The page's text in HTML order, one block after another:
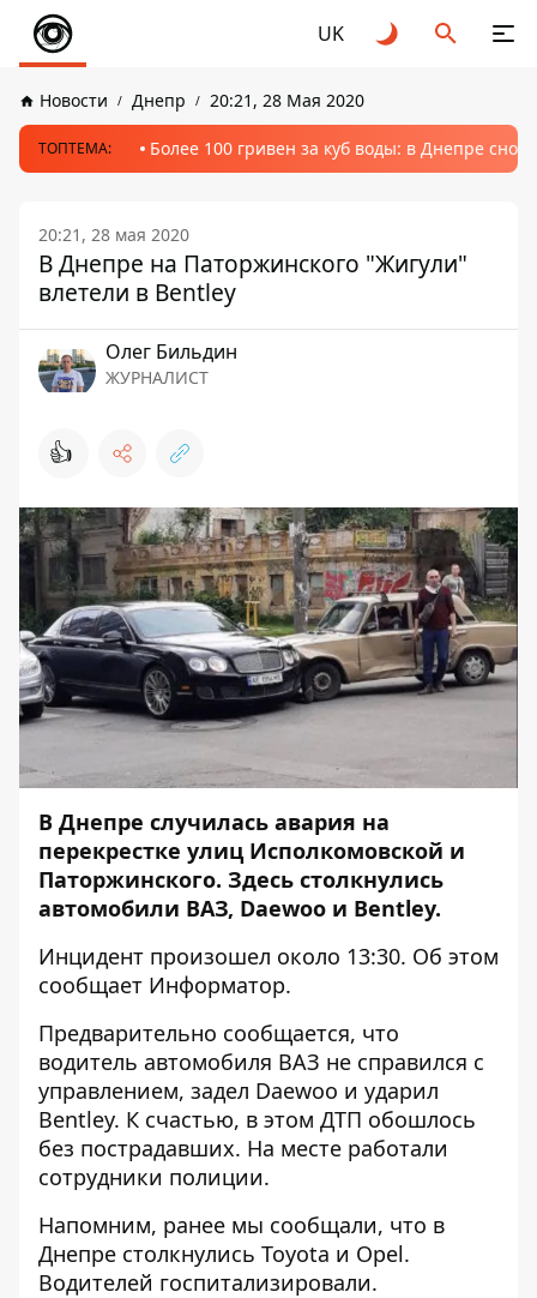
UK
Новости Днепр 20:21, 28 Мая 2020
ТОПТЕМА: Более 100 гривен за куб воды: в Днепре
20:21, 28 мая 2020
В Днепре на Паторжинского "Жигули"
влетели в Bentley
Олег Бильдин
ЖУРНАЛИСТ
👍
В Днепре случилась авария на
перекрестке улиц Исполкомовской и
Паторжинского. Здесь столкнулись
автомобили ВАЗ, Daewoo и Bentley.
Инцидент произошел около 13:30. Об этом
сообщает Информатор.
Предварительно сообщается, что
водитель автомобиля ВАЗ не справился с
управлением, задел Daewoo и ударил
Bentley. К счастью, в этом ДТП обошлось
без пострадавших. На месте работали
сотрудники полиции.
Напомним, ранее мы сообщали, что в
Днепре столкнулись Toyota и Opel.
Водителей госпитализировали.